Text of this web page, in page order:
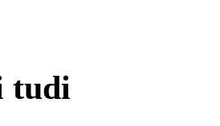
tudi